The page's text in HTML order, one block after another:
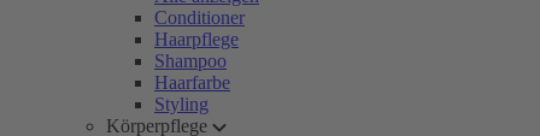
Conditioner
Haarpflege
Shampoo
Haarfarbe
Styling
Körperpflege